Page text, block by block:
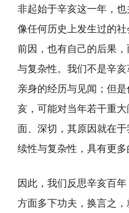
非起始于辛亥这一年，也
像任何历史上发生过的
前因，也有自己的后果
与复杂性。我们不是辛
亲身的经历与见闻；但
亥，可能对当年若干重
面、深切，其原因就在
续性与复杂性，具有更多
因此，我们反思辛亥百
方面多下功夫，换言之